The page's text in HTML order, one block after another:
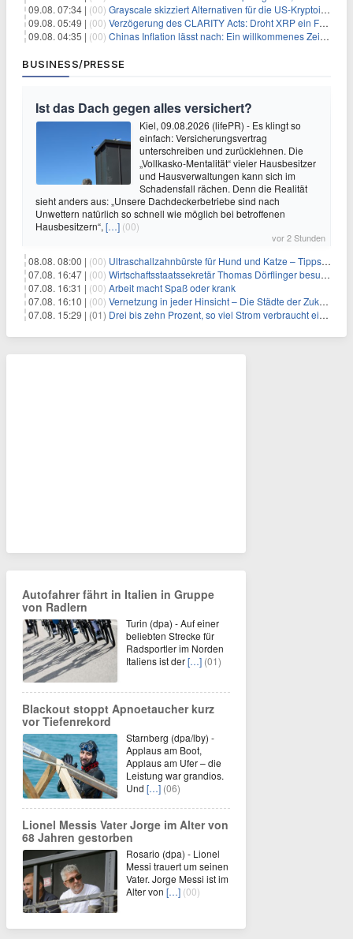
09.08. 07:34 | (00) Grayscale skizziert Alternativen für die US-Kryptoindustrie ohne CLARITY Act
09.08. 05:49 | (00) Verzögerung des CLARITY Acts: Droht XRP ein Fall unter die $1-Marke?
09.08. 04:35 | (00) Chinas Inflation lässt nach: Ein willkommenes Zeichen für Investoren angesichts der Folgen des Öl-Schocks
BUSINESS/PRESSE
Ist das Dach gegen alles versichert?
Kiel, 09.08.2026 (lifePR) - Es klingt so
einfach: Versicherungsvertrag
unterschreiben und zurücklehnen. Die
„Vollkasko-Mentalität“ vieler Hausbesitzer
und Hausverwaltungen kann sich im
Schadensfall rächen. Denn die Realität
sieht anders aus: „Unsere Dachdeckerbetriebe sind nach
Unwettern natürlich so schnell wie möglich bei betroffenen
Hausbesitzern“, […] (00)
vor 2 Stunden
08.08. 08:00 | (00) Ultraschallzahnbürste für Hund und Katze – Tipps zur erfolgreichen Eingewöhnung
07.08. 16:47 | (00) Wirtschaftsstaatssekretär Thomas Dörflinger besucht Handwerksbetrieb im Kammerbezirk Freiburg
07.08. 16:31 | (00) Arbeit macht Spaß oder krank
07.08. 16:10 | (00) Vernetzung in jeder Hinsicht – Die Städte der Zukunft sind grün-blau
07.08. 15:29 | (01) Drei bis zehn Prozent, so viel Strom verbraucht ein Aufzug im Gebäude
Autofahrer fährt in Italien in Gruppe
von Radlern
Turin (dpa) - Auf einer
beliebten Strecke für
Radsportler im Norden
Italiens ist der[…] (01)
Blackout stoppt Apnoetaucher kurz
vor Tiefenrekord
Starnberg (dpa/lby) -
Applaus am Boot,
Applaus am Ufer – die
Leistung war grandios.
Und […] (06)
Lionel Messis Vater Jorge im Alter von
68 Jahren gestorben
Rosario (dpa) - Lionel
Messi trauert um seinen
Vater. Jorge Messi ist im
Alter von […] (00)